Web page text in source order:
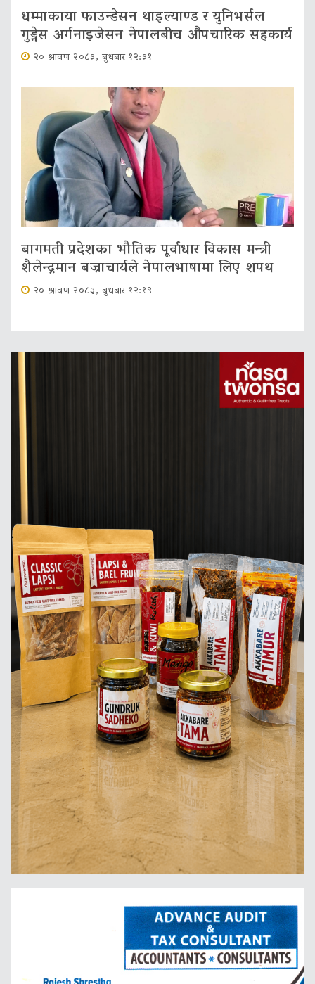
धम्माकाया फाउन्डेसन थाइल्याण्ड र युनिभर्सल
गुड्नेस अर्गनाइजेसन नेपालबीच औपचारिक सहकार्य
२० श्रावण २०८३, बुधबार १२:३१
बागमती प्रदेशका भौतिक पूर्वाधार विकास मन्त्री
शैलेन्द्रमान बज्राचार्यले नेपालभाषामा लिए शपथ
२० श्रावण २०८३, बुधबार १२:१९